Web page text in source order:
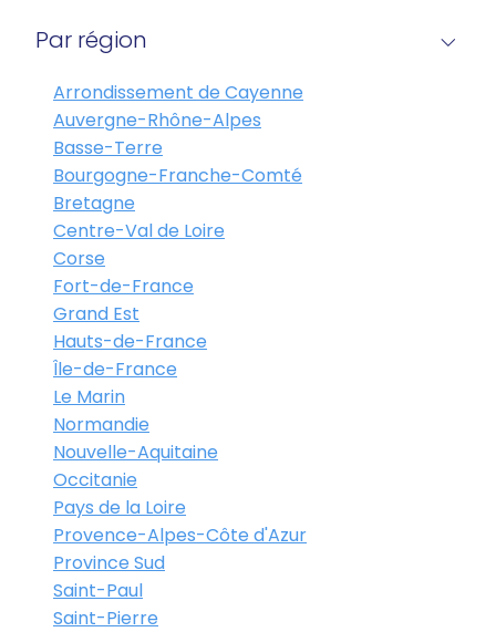
Par région
Arrondissement de Cayenne
Auvergne-Rhône-Alpes
Basse-Terre
Bourgogne-Franche-Comté
Bretagne
Centre-Val de Loire
Corse
Fort-de-France
Grand Est
Hauts-de-France
Île-de-France
Le Marin
Normandie
Nouvelle-Aquitaine
Occitanie
Pays de la Loire
Provence-Alpes-Côte d'Azur
Province Sud
Saint-Paul
Saint-Pierre